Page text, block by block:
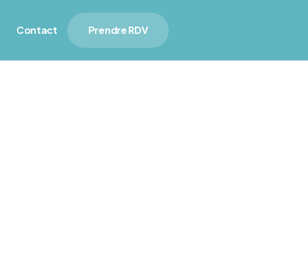
Contact Prendre RDV